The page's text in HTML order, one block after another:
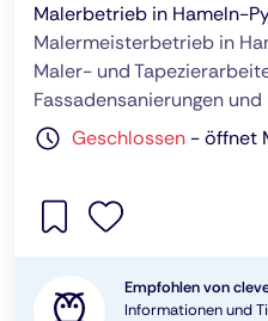
Malerbetrieb in Hameln-
Malermeisterbetrieb in
Maler- und
Fassadensanierungen
Geschlossen -öffnet
Empfohlen von
Informationen und